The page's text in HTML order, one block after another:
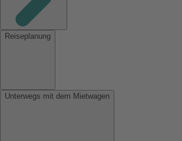
Reiseplanung
Unterwegs mit dem Mietwagen